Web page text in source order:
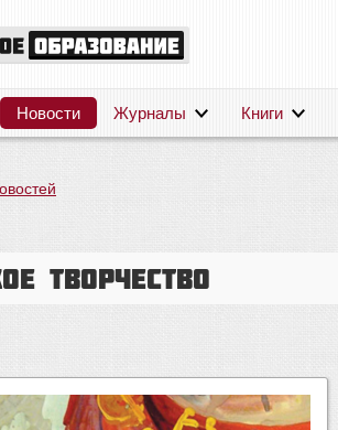
Новости Журналы Книги
творчество